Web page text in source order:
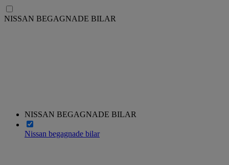
NISSAN BEGAGNADE BILAR
NISSAN BEGAGNADE BILAR
Nissan begagnade bilar